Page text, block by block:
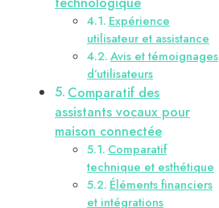
Expérience
utilisateur et assistance
Avis et témoignages
d’utilisateurs
Comparatif des
assistants vocaux pour
maison connectée
Comparatif
technique et esthétique
Éléments financiers
et intégrations